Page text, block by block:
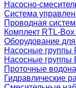
Насосно-
Система
Проводная
Комплект
Оборудование
Насосные группы
Насосные группы
Проточные
Гидравлические